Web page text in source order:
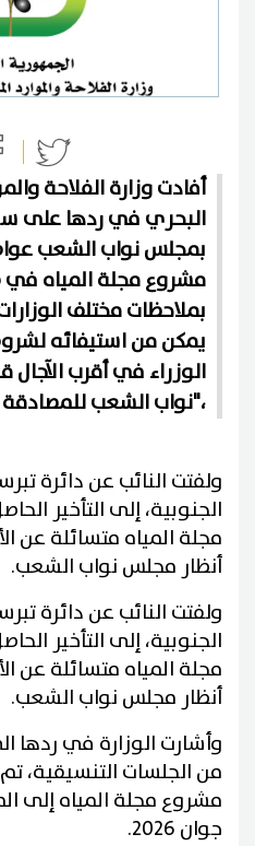
أفادت وزارة الفلاحة
البحري في ردها على
بمجلس نواب الشعب
مشروع مجلة المياه في
بملاحظات مختلف
يمكن من استيفائه
الوزراء في أقرب
نواب الشعب للمصادقة"،
ولفتت النائب عن دائرة
الجنوبية، إلى التأخير
مجلة المياه متسائلة عن
أنظار مجلس نواب الشعب.
ولفتت النائب عن دائرة
الجنوبية، إلى التأخير
مجلة المياه متسائلة عن
أنظار مجلس نواب الشعب.
وأشارت الوزارة في ردها
من الجلسات التنسيقية،
جوان 2026.